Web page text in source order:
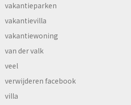
vakantieparken
vakantievilla
vakantiewoning
van der valk
veel
verwijderen facebook
villa